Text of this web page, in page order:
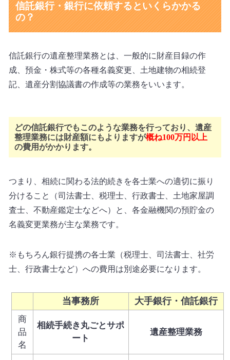
信託銀行・銀行に依頼するといくらかかる
の？
信託銀行の遺産整理業務とは、一般的に財産目録の作
成、預金・株式等の各種名義変更、土地建物の相続登
記、遺産分割協議書の作成等の業務をいいます。
どの信託銀行でもこのような業務を行っており、遺産
整理業務には財産額にもよりますが概ね100万円以上
の費用がかかります。
つまり、相続に関わる法的続きを各士業への適切に振り
分けること（司法書士、税理士、行政書士、土地家屋調
査士、不動産鑑定士などへ）と、各金融機関の預貯金の
名義変更業務が主な業務です。
※もちろん銀行提携の各士業（税理士、司法書士、社労
士、行政書士など）への費用は別途必要になります。
当事務所 大手銀行・信託銀行
商
品
名
相続手続き丸ごとサポ
ート
遺産整理業務